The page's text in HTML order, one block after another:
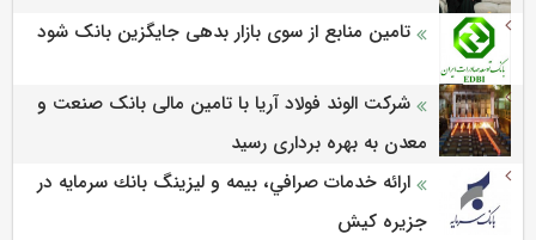
تامین منابع از سوی بازار بدهی جایگزین بانک شود
شرکت الوند فولاد آریا با تامین مالی بانک صنعت و
معدن به بهره برداری رسید
ارائه خدمات صرافي، بيمه و ليزينگ بانك سرمايه در
جزيره كيش